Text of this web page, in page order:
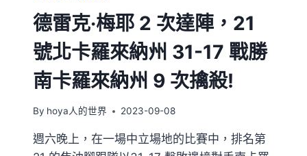
德雷克·梅耶 2 次達陣，21
號北卡羅來納州 31-17 戰勝
南卡羅來納州 9 次擒殺!
By hoya人的世界 2023-09-08
週六晚上，在一場中立場地的比賽中，排名第